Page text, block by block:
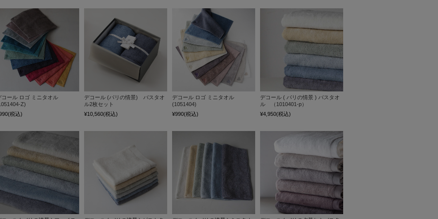
コール ロゴ ミニタオル
Z)
(税込)
デコール (パリの情景) バスタオ
ル2枚セット
¥10,560(税込)
デコール ロゴ ミニタオル
(1051404)
¥990(税込)
デコール ( パリの情景 ) バスタオ
ル （1010401-p）
¥4,950(税込)